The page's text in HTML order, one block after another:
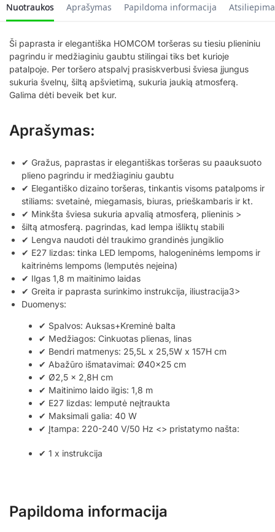
Nuotraukos Aprašymas Papildoma informacija
Ši paprasta ir elegantiška HOMCOM toršeras su tiesiu plieniniu
pagrindu ir medžiaginiu gaubtu stilingai tiks bet kurioje
patalpoje. Per toršero atspalvį prasiskverbusi šviesa įjungus
sukuria švelnų, šiltą apšvietimą, sukuria jaukią atmosferą.
Galima dėti beveik bet kur.
Aprašymas:
✔ Gražus, paprastas ir elegantiškas toršeras su paauksuoto
plieno pagrindu ir medžiaginiu gaubtu
✔ Elegantiško dizaino toršeras, tinkantis visoms patalpoms ir
stiliams: svetainė, miegamasis, biuras, prieškambaris ir kt.
✔ Minkšta šviesa sukuria apvalią atmosferą, plieninis >
šiltą atmosferą. pagrindas, kad lempa išliktų stabili
✔ Lengva naudoti dėl traukimo grandinės jungiklio
✔ E27 lizdas: tinka LED lempoms, halogeninėms lempoms ir
kaitrinėms lempoms (lemputės neįeina)
✔ Ilgas 1,8 m maitinimo laidas
✔ Greita ir paprasta surinkimo instrukcija, iliustracija3>
Duomenys:
✔ Spalvos: Auksas+Kreminė balta
✔ Medžiagos: Cinkuotas plienas, linas
✔ Bendri matmenys: 25,5L x 25,5W x 157H cm
✔ Abažūro išmatavimai: Ø40×25 cm
✔ Ø2,5 x 2,8H cm
✔ Maitinimo laido ilgis: 1,8 m
✔ E27 lizdas: lemputė neįtraukta
✔ Maksimali galia: 40 W
✔ Įtampa: 220-240 V/50 Hz <> pristatymo našta:
✔ 1 x instrukcija
Papildoma informacija